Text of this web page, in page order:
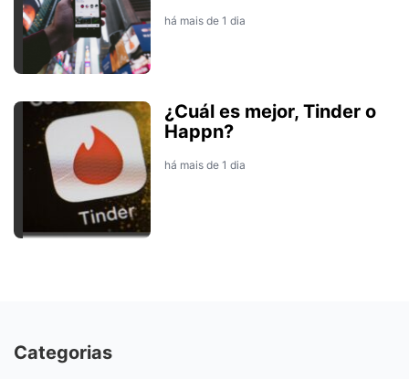
há mais de 1 dia
¿Cuál es mejor, Tinder o
Happn?
há mais de 1 dia
Categorias